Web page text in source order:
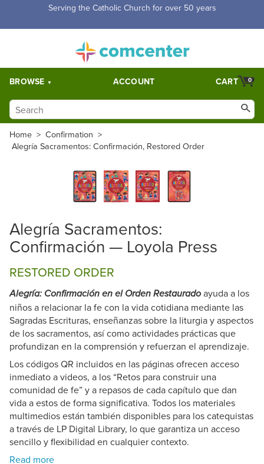
Free Shipping for orders over $5,000. Half price shipping for
BROWSE ACCOUNT 0
CART
Home > Confirmation >
Alegría Sacramentos: Confirmación, Restored Order
Alegría Sacramentos:
Confirmación — Loyola Press
RESTORED ORDER
Alegría: Confirmación en el Orden Restaurado ayuda a los
niños a relacionar la fe con la vida cotidiana mediante las
Sagradas Escrituras, enseñanzas sobre la liturgia y aspectos
de los sacramentos, así como actividades prácticas que
profundizan en la comprensión y refuerzan el aprendizaje.
Los códigos QR incluidos en las páginas ofrecen acceso
inmediato a videos, a los “Retos para construir una
comunidad de fe” y a repasos de cada capítulo que dan
vida a estos de forma significativa. Todos los materiales
multimedios están también disponibles para los catequistas
a través de LP Digital Library, lo que garantiza un acceso
sencillo y flexibilidad en cualquier contexto.